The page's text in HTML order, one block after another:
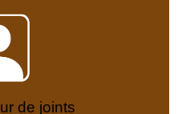
de joints